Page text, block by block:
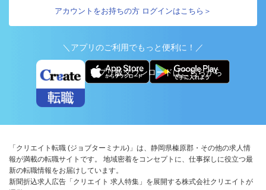
アカウントをお持ちの方 ログインはこちら＞
＼アプリのご利用でもっと便利に！／
アプリ版ダウンロードはこちらから
「クリエイト転職 (ジョブターミナル)」は、静岡県榛原郡・その他の求人情
報が満載の転職サイトです。 地域密着をコンセプトに、仕事探しに役立つ最
新の転職情報をお届けしています。
新聞折込求人広告「クリエイト 求人特集」を展開する株式会社クリエイトが